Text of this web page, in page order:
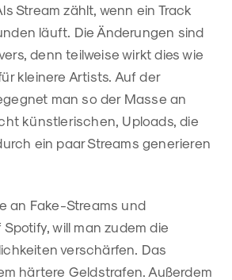
Stream zählt, wenn ein Track
läuft. Die Änderungen sind
denn teilweise wirkt dies wie
kleinere Artists. Auf der
man so der Masse an
künstlerischen, Uploads, die
ein paar Streams generieren
an Fake-Streams und
will man zudem die
verschärfen. Das
härtere Geldstrafen. Außerdem